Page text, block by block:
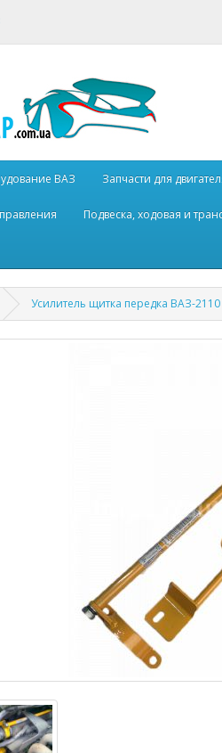
ВАЗ Запчасти для
Подвеска, ходовая и
Усилитель щитка передка ВАЗ-